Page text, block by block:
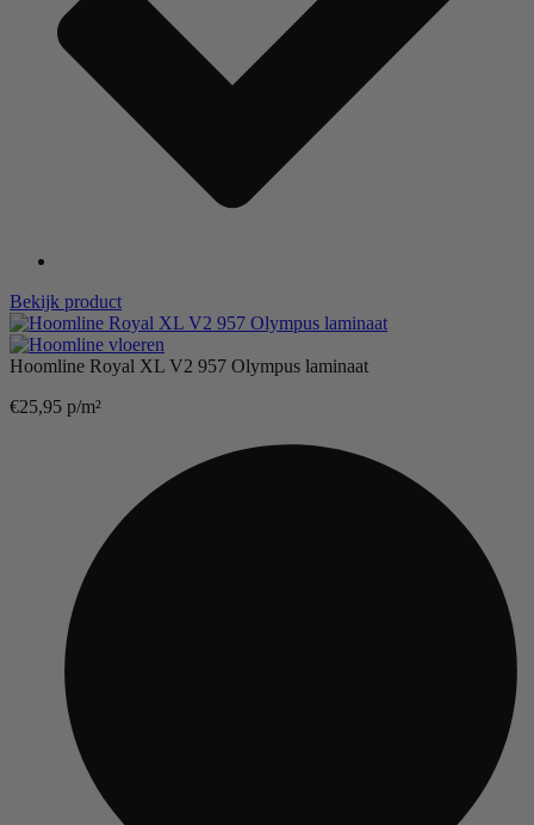
Bekijk product
Hoomline Royal XL V2 957 Olympus laminaat
€25,95 p/m²